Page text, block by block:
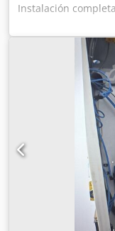
Instalación
catalítica con
2011 Por encargo
instalación
de gas y la
construyó
de gas que
hidrocarburos
Actualmente se
puede ser
puso fuera de
inhabilitó de forma
contacto con los
inhabilitación, la
sometido a